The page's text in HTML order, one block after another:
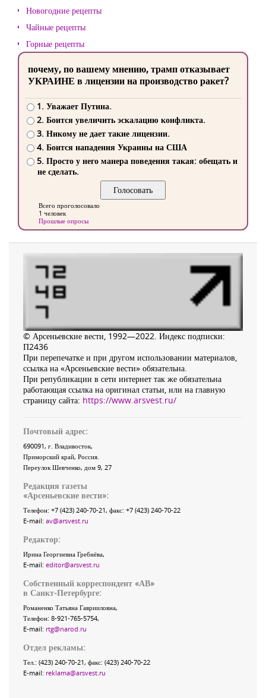
Новогодние рецепты
Чайные рецепты
Горные рецепты
почему, по вашему мнению, трамп отказывает
УКРАИНЕ в лицензии на производство ракет?
1. Уважает Путина.
2. Боится увеличить эскалацию конфликта.
3. Никому не дает такие лицензии.
4. Боится нападения Украины на США
5. Просто у него манера поведения такая: обещать и
не сделать.
Всего проголосовало
1 человек
Прошлые опросы
© Арсеньевские вести, 1992—2022. Индекс подписки:
П2436
При перепечатке и при другом использовании материалов,
ссылка на «Арсеньевские вести» обязательна.
При републикации в сети интернет так же обязательна
работающая ссылка на оригинал статьи, или на главную
страницу сайта: https://www.arsvest.ru/
Почтовый адрес:
690091, г. Владивосток,
Приморский край, Россия
Переулок Шевченко, дом 9, 27
Редакция газеты
«Арсеньевские вести»:
Телефон: +7 (423) 240-70-21, факс: +7 (423) 240-70-22
E-mail: av@arsvest.ru
Редактор:
Ирина Георгиевна Гребнёва,
E-mail: editor@arsvest.ru
Собственный корреспондент «АВ»
в Санкт-Петербурге:
Романенко Татьяна Гаврииловна,
Телефон: 8-921-765-5754,
E-mail: rtg@narod.ru
Отдел рекламы:
Тел.: (423) 240-70-21, факс: (423) 240-70-22
E-mail: reklama@arsvest.ru